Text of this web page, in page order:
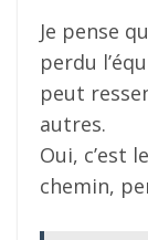
Je pense
perdu
peut
autres.
Oui, c’est
chemin,